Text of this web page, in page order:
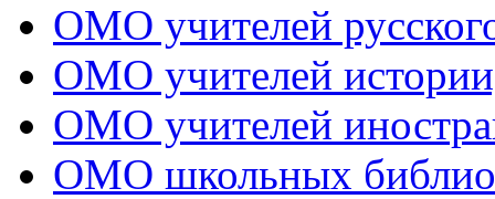
ОМО учителей
ОМО учителей
ОМО учителей
ОМО школьных